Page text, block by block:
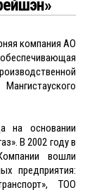
компания АО
на основании
В 2002 году в
вошли
предприятия:
ТОО